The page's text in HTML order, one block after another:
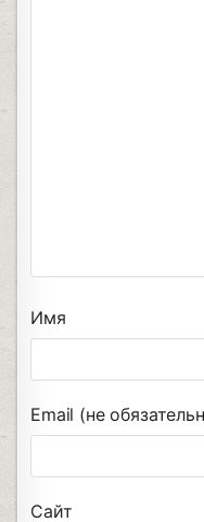
Имя
Email (не
Сайт